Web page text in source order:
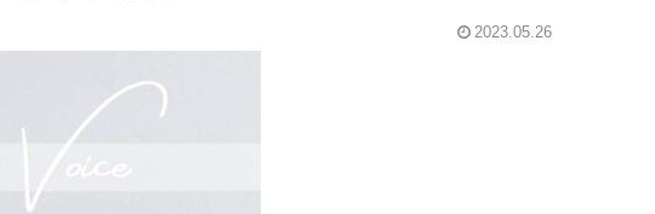
2023.05.26